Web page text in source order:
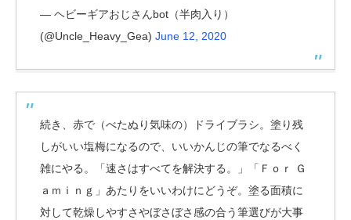
— ヘビーギアおじさんbot（半肉入り）
(@Uncle_Heavy_Gea) June 12, 2020
続き、赤で（べたぬり気味の）ドライブラシ。塗り残
しがいい塩梅になるので、いいかんじの筆でなるべく
雑にやる。「速さはすべてを解決する。」「Ｆｏｒ Ｇ
ａｍｉｎｇ」あたりをいいわけにどうぞ。塗る面積に
対して乾燥しやすさやぼさぼさ感の合う筆選びが大事